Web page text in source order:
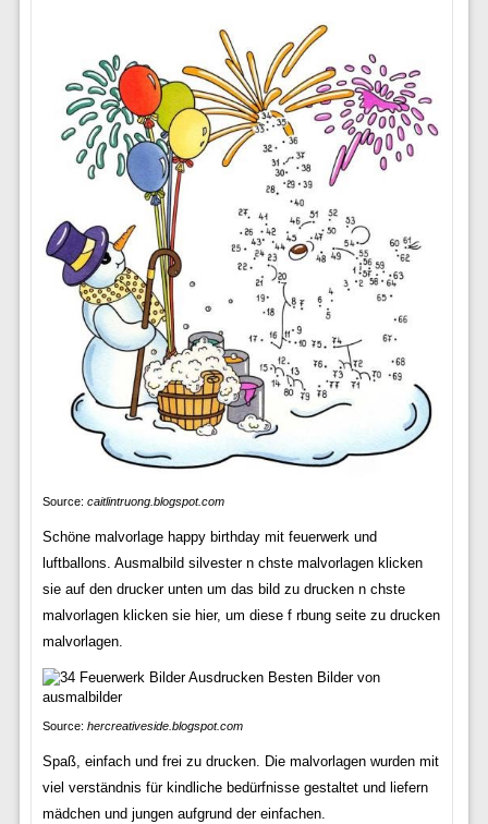
Source: caitlintruong.blogspot.com
Schöne malvorlage happy birthday mit feuerwerk und
luftballons. Ausmalbild silvester n chste malvorlagen klicken
sie auf den drucker unten um das bild zu drucken n chste
malvorlagen klicken sie hier, um diese f rbung seite zu drucken
malvorlagen.
Source: hercreativeside.blogspot.com
Spaß, einfach und frei zu drucken. Die malvorlagen wurden mit
viel verständnis für kindliche bedürfnisse gestaltet und liefern
mädchen und jungen aufgrund der einfachen.